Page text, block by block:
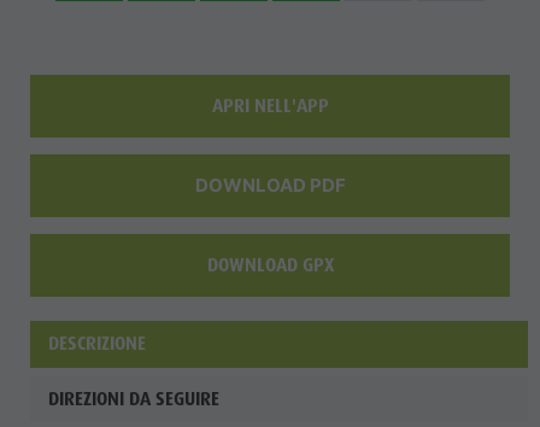
APRI NELL'APP
DOWNLOAD PDF
DOWNLOAD GPX
DESCRIZIONE
DIREZIONI DA SEGUIRE